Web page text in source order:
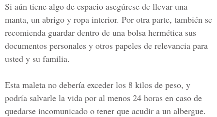
Si aún tiene algo de espacio asegúrese de llevar una
manta, un abrigo y ropa interior. Por otra parte, también se
recomienda guardar dentro de una bolsa hermética sus
documentos personales y otros papeles de relevancia para
usted y su familia.
Esta maleta no debería exceder los 8 kilos de peso, y
podría salvarle la vida por al menos 24 horas en caso de
quedarse incomunicado o tener que acudir a un albergue.